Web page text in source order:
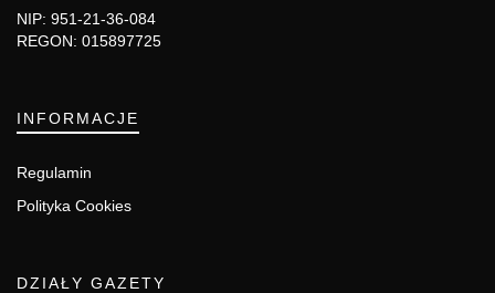
NIP: 951-21-36-084
REGON: 015897725
INFORMACJE
Regulamin
Polityka Cookies
DZIAŁY GAZETY